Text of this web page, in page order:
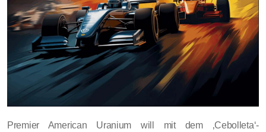
Premier American Uranium will mit dem ‚Cebolleta‘-